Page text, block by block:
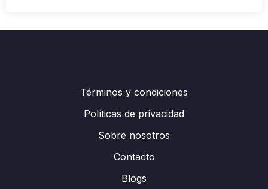
Términos y condiciones
Políticas de privacidad
Sobre nosotros
Contacto
Blogs